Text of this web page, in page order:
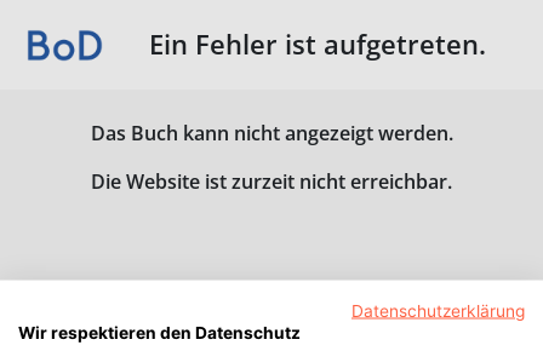
Ein Fehler ist aufgetreten.
Das Buch kann nicht angezeigt werden.
Die Website ist zurzeit nicht erreichbar.
Datenschutzerklärung
Wir respektieren den Datenschutz